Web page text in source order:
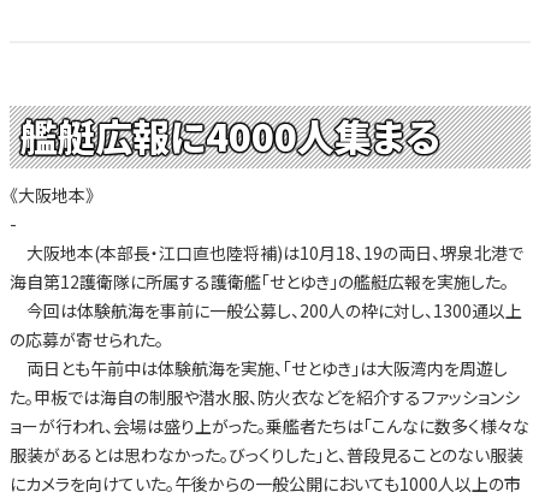
艦艇広報に4000人集まる
《大阪地本》
-
大阪地本(本部長・江口直也陸将補)は10月18、19の両日、堺泉北港で
海自第12護衛隊に所属する護衛艦「せとゆき」の艦艇広報を実施した。
今回は体験航海を事前に一般公募し、200人の枠に対し、1300通以上
の応募が寄せられた。
両日とも午前中は体験航海を実施、「せとゆき」は大阪湾内を周遊し
た。甲板では海自の制服や潜水服、防火衣などを紹介するファッションシ
ョーが行われ、会場は盛り上がった。乗艦者たちは「こんなに数多く様々な
服装があるとは思わなかった。びっくりした」と、普段見ることのない服装
にカメラを向けていた。午後からの一般公開においても1000人以上の市